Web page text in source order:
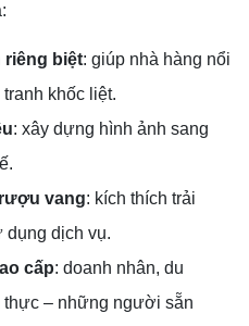
riêng biệt: giúp nhà hàng nổi
khốc liệt.
: xây dựng hình ảnh sang
vang: kích thích trải
dụng dịch vụ.
cấp: doanh nhân, du
thực – những người sẵn